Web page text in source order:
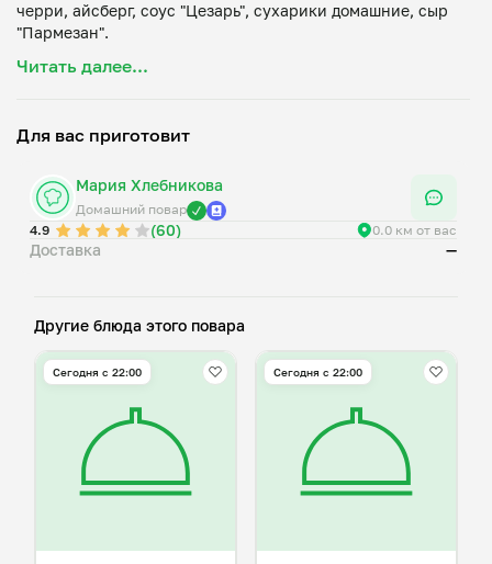
черри, айсберг, соус "Цезарь", сухарики домашние, сыр
Читать далее...
Для вас приготовит
Мария Хлебникова
Домашний повар
4.9
(60) 0.0 км от вас
Доставка —
Другие блюда этого повара
Сегодня с 22:00 Сегодня с 22:00